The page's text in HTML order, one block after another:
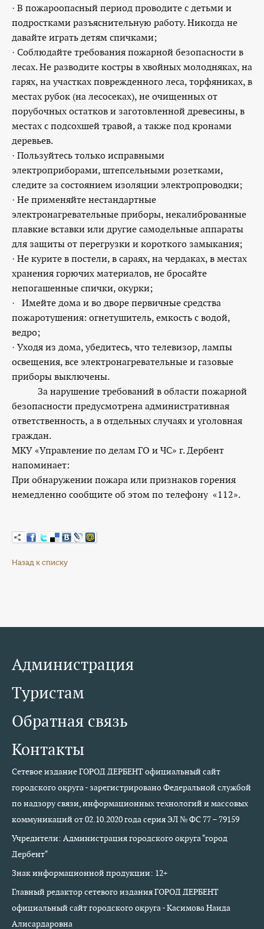
· В пожароопасный период проводите с детьми и
подростками разъяснительную работу. Никогда не
давайте играть детям спичками;
· Соблюдайте требования пожарной безопасности в
лесах. Не разводите костры в хвойных молодняках, на
гарях, на участках поврежденного леса, торфяниках, в
местах рубок (на лесосеках), не очищенных от
порубочных остатков и заготовленной древесины, в
местах с подсохшей травой, а также под кронами
деревьев.
· Пользуйтесь только исправными
электроприборами, штепсельными розетками,
следите за состоянием изоляции электропроводки;
· Не применяйте нестандартные
электронагревательные приборы, некалиброванные
плавкие вставки или другие самодельные аппараты
для защиты от перегрузки и короткого замыкания;
· Не курите в постели, в сараях, на чердаках, в местах
хранения горючих материалов, не бросайте
непогашенные спички, окурки;
· Имейте дома и во дворе первичные средства
пожаротушения: огнетушитель, емкость с водой,
ведро;
· Уходя из дома, убедитесь, что телевизор, лампы
освещения, все электронагревательные и газовые
приборы выключены.
За нарушение требований в области пожарной
безопасности предусмотрена административная
ответственность, а в отдельных случаях и уголовная
граждан.
МКУ «Управление по делам ГО и ЧС» г. Дербент
напоминает:
При обнаружении пожара или признаков горения
немедленно сообщите об этом по телефону «112».
Назад к списку
Администрация
Туристам
Обратная связь
Контакты
Сетевое издание ГОРОД ДЕРБЕНТ официальный сайт
городского округа - зарегистрировано Федеральной службой
по надзору связи, информационных технологий и массовых
коммуникаций от 02.10.2020 года серия ЭЛ № ФС 77 – 79159
Учредители: Администрация городского округа "город
Дербент"
Знак информационной продукции: 12+
Главный редактор сетевого издания ГОРОД ДЕРБЕНТ
официальный сайт городского округа - Касимова Наида
Алисардаровна